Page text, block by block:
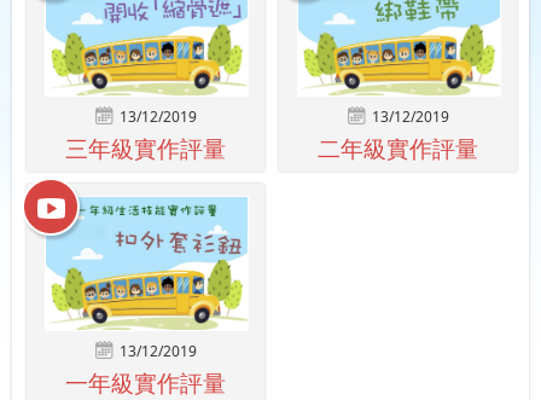
13/12/2019
三年級實作評量
13/12/2019
二年級實作評量
13/12/2019
一年級實作評量